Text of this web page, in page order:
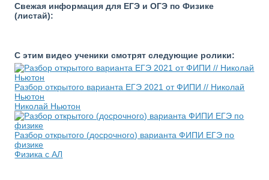
Свежая информация для ЕГЭ и ОГЭ по Физике
(листай):
С этим видео ученики смотрят следующие ролики:
Разбор открытого варианта ЕГЭ 2021 от ФИПИ // Николай
Ньютон
Николай Ньютон
Разбор открытого (досрочного) варианта ФИПИ ЕГЭ по
физике
Физика с АЛ